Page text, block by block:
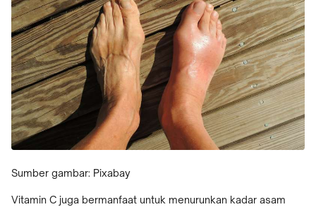
Sumber gambar: Pixabay
Vitamin C juga bermanfaat untuk menurunkan kadar asam